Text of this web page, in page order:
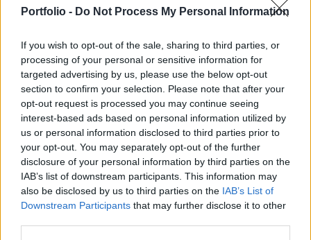
Portfolio - Do Not Process My Personal Information
If you wish to opt-out of the sale, sharing to third parties, or
processing of your personal or sensitive information for
targeted advertising by us, please use the below opt-out
section to confirm your selection. Please note that after your
opt-out request is processed you may continue seeing
interest-based ads based on personal information utilized by
us or personal information disclosed to third parties prior to
your opt-out. You may separately opt-out of the further
disclosure of your personal information by third parties on the
IAB’s list of downstream participants. This information may
also be disclosed by us to third parties on the IAB’s List of
Downstream Participants that may further disclose it to other
közel álló forrásoktól.
Több mint 1 milliárd dollárt kapott befektetőktől egy
tőkeemelés keretében a múlt hónapban a kínai
okostelefon-gyártó, a Xiaomi amiben majdnem részt vett a
legnagyobb amerikai közösségi oldal, a Xiaomi is - írja a
Reuters. Októberben Pekingbe látogatott a Facebook
vezérigazgatója, Mark Zuckerberg és egy vacsora
keretében találkozott a Xiaomi vezérigazgatójával, Lei
Junnal...
KEDVES OLVASÓNK!